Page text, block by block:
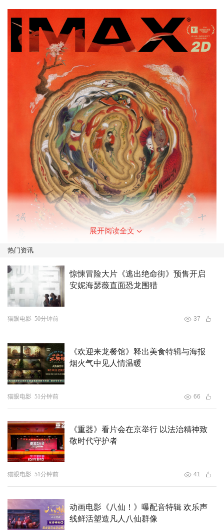
方美学与情感共鸣，收获超5亿票房及万千观众的喜爱，成
为国漫崛起进程中不可绕过的现象级作品。近年来，观众对
于在IMAX大银幕观看高品质动画作品的呼声持续走高，从
海外动画到国产佳作，IMAX已成为呈现动画魅力的重要载
体。在影片上映十周年之际，电影《大鱼海棠》将首度以
IMAX高清晰度的大银幕将放大每一处手绘笔触的温度与纹
理，精准环绕的音响系统更让音乐如潮水般包裹观众，带来
更沉浸的极致视听体验。
感与美学的一次完整归位，十年前，它用想象力为无数观众
编制了一个东方美学之梦；十年后，IMAX版本将让观众真
正“游”进那个世界，那些曾让观众反复回味的画面，将首次
展开阅读全文
热门资讯
惊悚冒险大片《逃出绝命街》预售开启
安妮海瑟薇直面恐龙围猎
猫眼电影 50分钟前 37
《欢迎来龙餐馆》释出美食特辑与海报
烟火气中见人情温暖
猫眼电影 51分钟前 66
《重器》看片会在京举行 以法治精神致
敬时代守护者
猫眼电影 51分钟前 41
动画电影《八仙！》曝配音特辑 欢乐声
线鲜活塑造凡人八仙群像